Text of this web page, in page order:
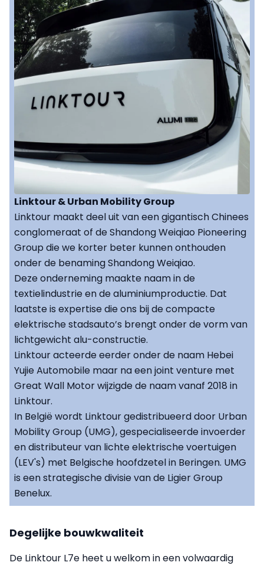
Linktour & Urban Mobility Group
Linktour maakt deel uit van een gigantisch Chinees
conglomeraat of de Shandong Weiqiao Pioneering
Group die we korter beter kunnen onthouden
onder de benaming Shandong Weiqiao.
Deze onderneming maakte naam in de
textielindustrie en de aluminiumproductie. Dat
laatste is expertise die ons bij de compacte
elektrische stadsauto’s brengt onder de vorm van
lichtgewicht alu-constructie.
Linktour acteerde eerder onder de naam Hebei
Yujie Automobile maar na een joint venture met
Great Wall Motor wijzigde de naam vanaf 2018 in
Linktour.
In België wordt Linktour gedistribueerd door Urban
Mobility Group (UMG), gespecialiseerde invoerder
en distributeur van lichte elektrische voertuigen
(LEV's) met Belgische hoofdzetel in Beringen. UMG
is een strategische divisie van de Ligier Group
Benelux.
Degelijke bouwkwaliteit
De Linktour L7e heet u welkom in een volwaardig